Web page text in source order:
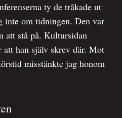
ty de tråkade ut
inte om tidningen. Den var
att stå på. Kultursidan
att han själv skrev där. Mot
misstänkte jag honom